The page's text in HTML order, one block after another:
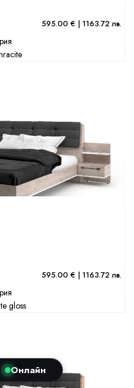
595.00 € | 1163.72 лв.
595.00 € | 1163.72 лв.
gloss
Онлайн